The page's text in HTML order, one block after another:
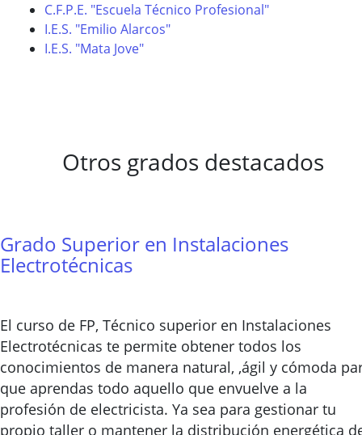
C.F.P.E. "Escuela Técnico Profesional"
I.E.S. "Emilio Alarcos"
I.E.S. "Mata Jove"
Otros grados destacados
Grado Superior en Instalaciones
Electrotécnicas
El curso de FP, Técnico superior en Instalaciones
Electrotécnicas te permite obtener todos los
conocimientos de manera natural, ,ágil y cómoda
que aprendas todo aquello que envuelve a la
profesión de electricista. Ya sea para gestionar tu
propio taller o mantener la distribución energética